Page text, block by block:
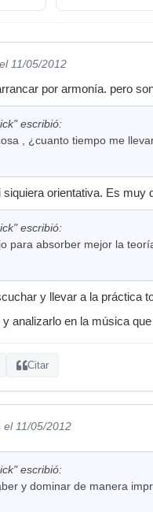
el 11/05/2012
por armonía. pero
escribió:
, ¿cuanto tiempo me
orientativa. Es muy
escribió:
para absorber mejor la
y llevar a la práctica
analizarlo en la música
Citar
el 11/05/2012
escribió:
y dominar de manera